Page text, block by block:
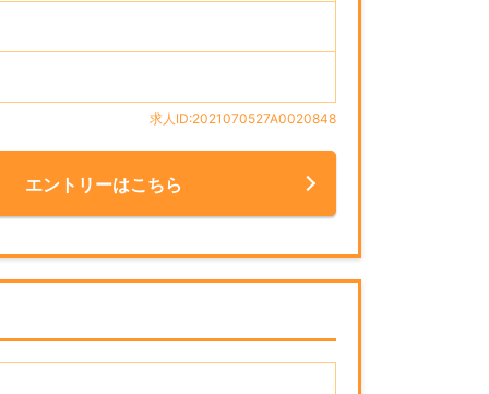
求人ID:2021070527A0020848
エントリーはこちら